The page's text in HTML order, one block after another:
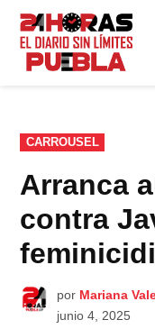
Saltar
contenido
PUBLICADO
EN
CARROUSEL
Arranca
contra
por Mariana
junio 4, 2025